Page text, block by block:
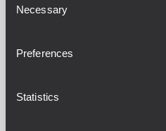
Selection
Necessary
Preferences
Statistics
133 dB maximaler Schalldruckpegel
HDL 6-A
HDL 6-A